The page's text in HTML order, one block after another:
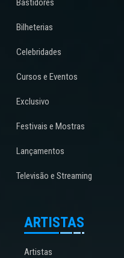
Bastidores
Bilheterias
Celebridades
Cursos e Eventos
Exclusivo
Festivais e Mostras
Lançamentos
Televisão e Streaming
ARTISTAS
Artistas